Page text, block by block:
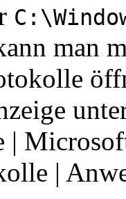
man
|
|